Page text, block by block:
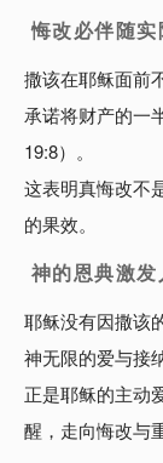
悔改必伴随实
撒该在耶稣面前
承诺将财产的一
19:8）。
这表明真悔改不
的果效。
神的恩典激发
耶稣没有因撒该
神无限的爱与接纳
正是耶稣的主动
醒，走向悔改与